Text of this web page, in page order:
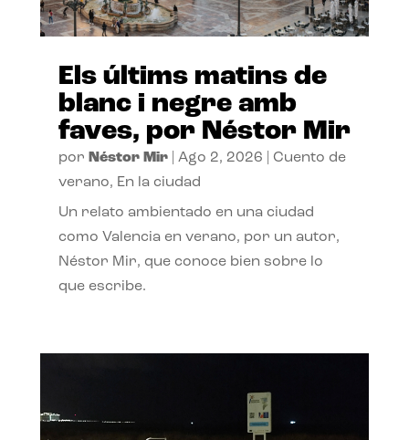
Els últims matins de
blanc i negre amb
faves, por Néstor Mir
por Néstor Mir| Ago 2, 2026
Cuento de
verano, En la ciudad
Un relato ambientado en una ciudad
como Valencia en verano, por un autor,
Néstor Mir, que conoce bien sobre lo
que escribe.